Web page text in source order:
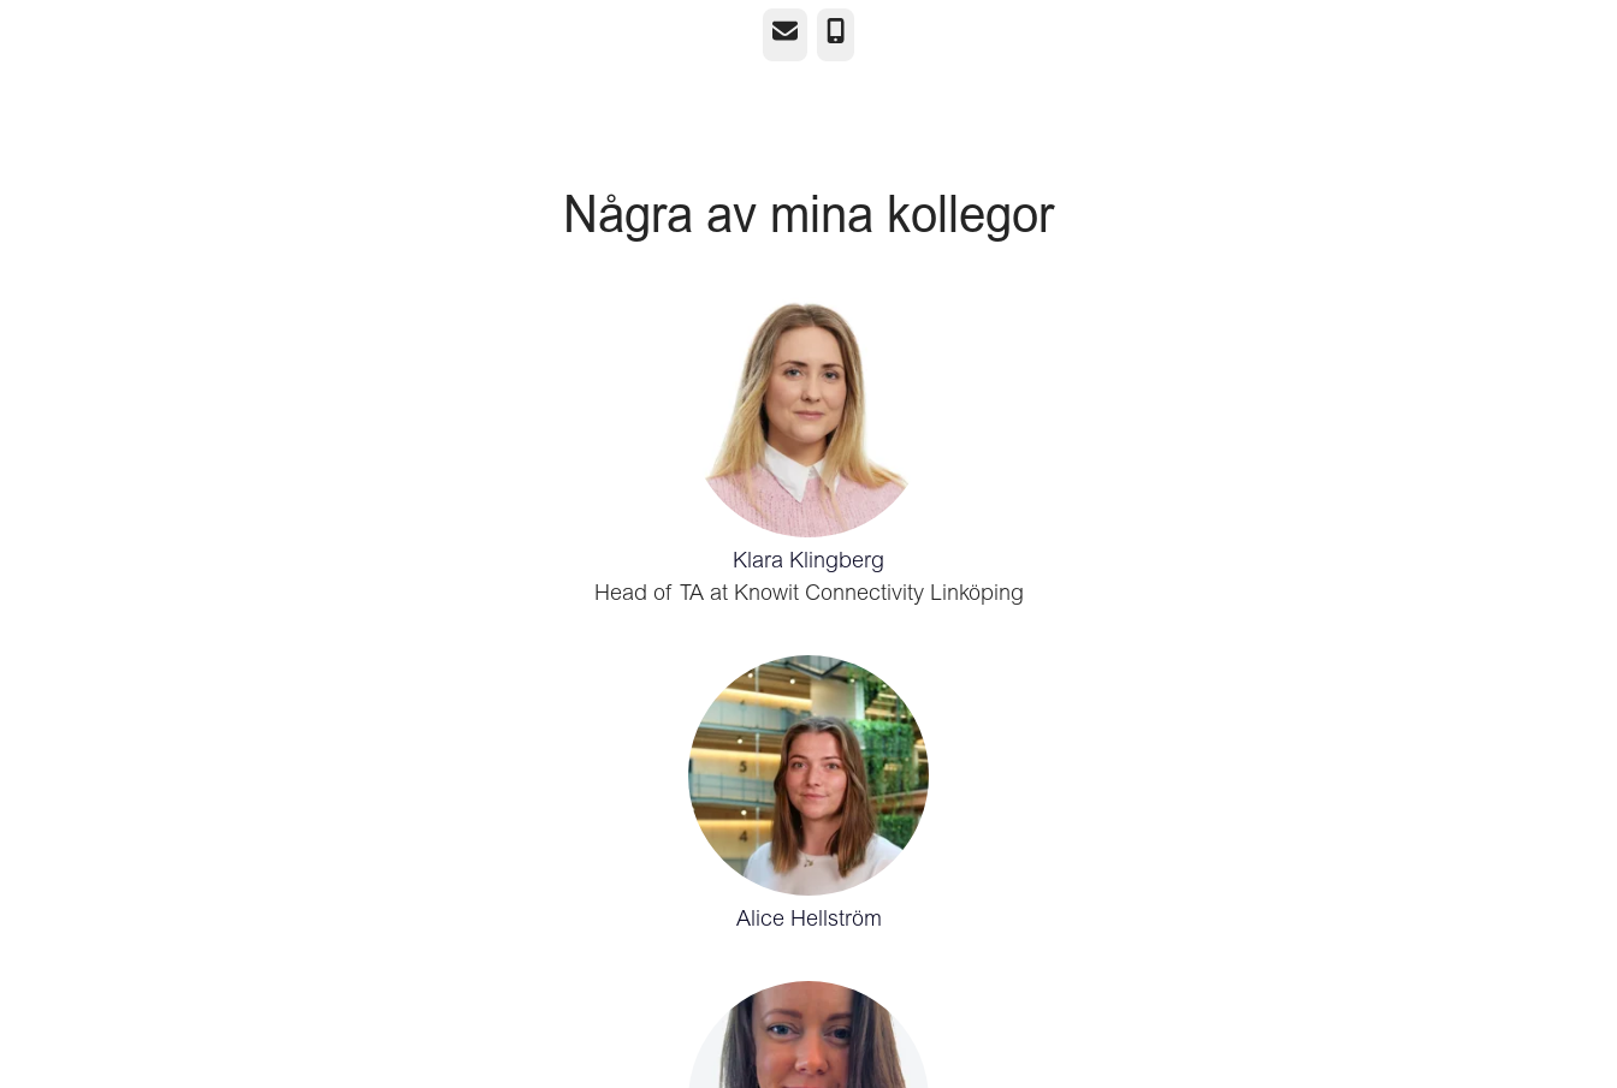
E-postTelefon
Några av mina kollegor
Klara Klingberg
Head of TA at Knowit Connectivity Linköping
Alice Hellström